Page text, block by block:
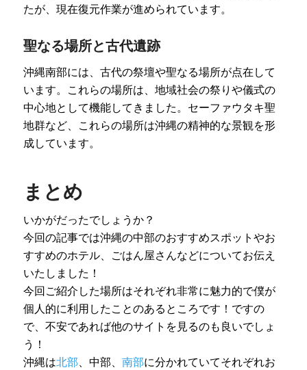
たが、現在復元作業が進められています。
聖なる場所と古代遺跡
沖縄南部には、古代の祭壇や聖なる場所が点在して
います。これらの場所は、地域社会の祭りや儀式の
中心地として機能してきました。セーファウタキ聖
地群など、これらの場所は沖縄の精神的な景観を形
成しています。
まとめ
いかがだったでしょうか？
今回の記事では沖縄の中部のおすすめスポットやお
すすめのホテル、ごはん屋さんなどについてお伝え
いたしました！
今回ご紹介した場所はそれぞれ非常に魅力的で僕が
個人的に利用したことのあるところです！ですの
で、不安であれば他のサイトを見るのも良いでしょ
う！
沖縄は北部 、中部、 南部に分かれていてそれぞれお